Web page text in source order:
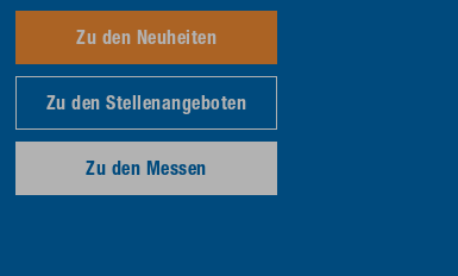
Zu den Neuheiten
Zu den Stellenangeboten
Zu den Messen